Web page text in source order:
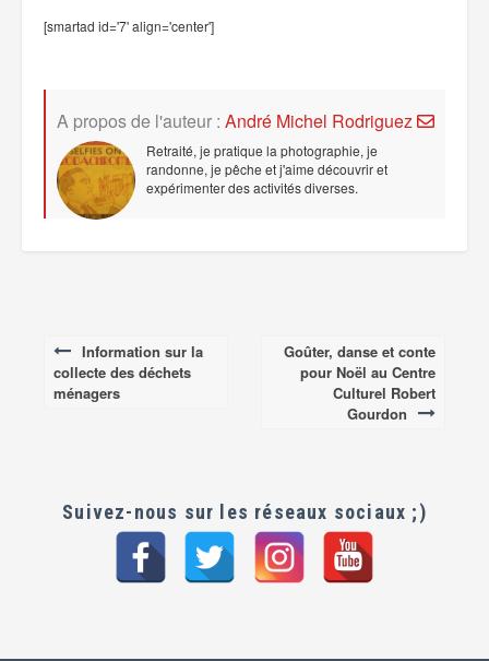
[smartad id='7' align='center']
A propos de l'auteur : André Michel Rodriguez
Retraité, je pratique la photographie, je
randonne, je pêche et j'aime découvrir et
expérimenter des activités diverses.
Post
navigation
Information sur la
collecte des déchets
ménagers
Goûter, danse et conte
pour Noël au Centre
Culturel Robert
Gourdon
Suivez-nous sur les réseaux sociaux ;)